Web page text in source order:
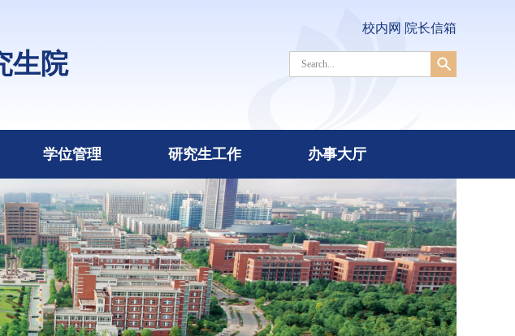
生院
校内网 院长信箱
学位管理 研究生工作 办事大厅